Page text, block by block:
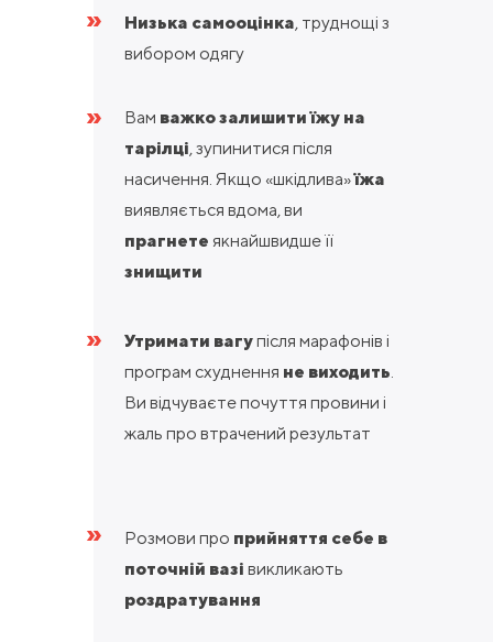
Низька самооцінка, труднощі з
вибором одягу
Вам важко залишити їжу на
тарілці, зупинитися після
насичення. Якщо «шкідлива»їжа
виявляється вдома, ви
прагнете якнайшвидше її
знищити
Утримати вагупісля марафонів і
програм схуднення не виходить
Ви відчуваєте почуття провини і
жаль про втрачений результат
Розмови про прийняття себе в
поточній вазі викликають
роздратування
»
»
»
»